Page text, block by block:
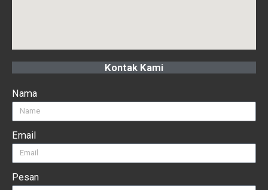
Kontak Kami
Nama
Email
Pesan